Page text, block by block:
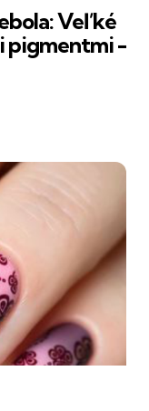
Veľké
pigmentmi -